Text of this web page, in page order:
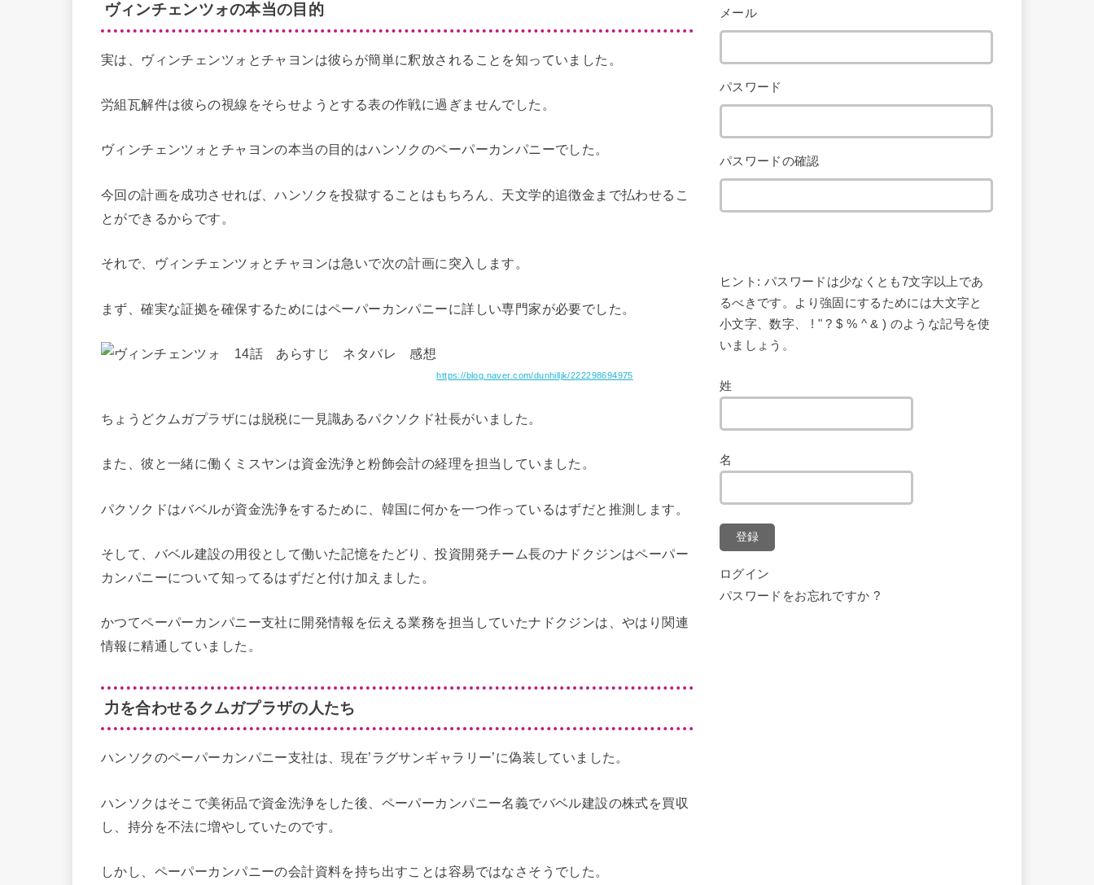
ヴィンチェンツォの本当の目的
実は、ヴィンチェンツォとチャヨンは彼らが簡単に釈放されることを知っていました。
労組瓦解件は彼らの視線をそらせようとする表の作戦に過ぎませんでした。
ヴィンチェンツォとチャヨンの本当の目的はハンソクのペーパーカンパニーでした。
今回の計画を成功させれば、ハンソクを投獄することはもちろん、天文学的追徴金まで払わせるこ
とができるからです。
それで、ヴィンチェンツォとチャヨンは急いで次の計画に突入します。
まず、確実な証拠を確保するためにはペーパーカンパニーに詳しい専門家が必要でした。
https://blog.naver.com/dunhilljk/222298694975
ちょうどクムガプラザには脱税に一見識あるパクソクド社長がいました。
また、彼と一緒に働くミスヤンは資金洗浄と粉飾会計の経理を担当していました。
パクソクドはバベルが資金洗浄をするために、韓国に何かを一つ作っているはずだと推測します。
そして、バベル建設の用役として働いた記憶をたどり、投資開発チーム長のナドクジンはペーパー
カンパニーについて知ってるはずだと付け加えました。
かつてペーパーカンパニー支社に開発情報を伝える業務を担当していたナドクジンは、やはり関連
情報に精通していました。
力を合わせるクムガプラザの人たち
ハンソクのペーパーカンパニー支社は、現在’ラグサンギャラリー’に偽装していました。
ハンソクはそこで美術品で資金洗浄をした後、ペーパーカンパニー名義でバベル建設の株式を買収
し、持分を不法に増やしていたのです。
しかし、ペーパーカンパニーの会計資料を持ち出すことは容易ではなさそうでした。
メール
パスワード
パスワードの確認
ヒント: パスワードは少なくとも7文字以上であ
るべきです。より強固にするためには大文字と
小文字、数字、 ! " ? $ % ^ & ) のような記号を使
いましょう。
姓
名
登録
ログイン
パスワードをお忘れですか ?